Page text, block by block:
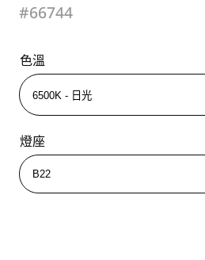
#66744
色溫
燈座